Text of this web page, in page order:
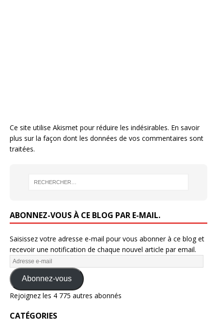
Ce site utilise Akismet pour réduire les indésirables. En savoir
plus sur la façon dont les données de vos commentaires sont
traitées.
ABONNEZ-VOUS À CE BLOG PAR E-MAIL.
Saisissez votre adresse e-mail pour vous abonner à ce blog et
recevoir une notification de chaque nouvel article par email.
Abonnez-vous
Rejoignez les 4 775 autres abonnés
CATÉGORIES